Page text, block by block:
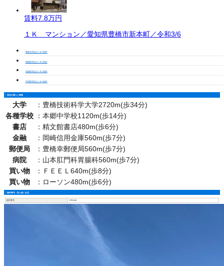
賃料7.8万円
１Ｋ マンション／愛知県豊橋市新本町／令和3/6
豊橋市周辺の１Ｒの物件
豊橋駅周辺の１Ｒの物件
高師駅周辺の１Ｒの物件
芦原駅周辺の１Ｒの物件
周辺の暮らし情報
大学 ： 豊橋技術科学大学2720m(歩34分)
各種学校
： 本郷中学校1120m(歩14分)
書店
： 精文館書店480m(歩6分)
金融
： 岡崎信用金庫560m(歩7分)
郵便局
： 豊橋幸郵便局560m(歩7分)
病院
： 山本肛門科胃腸科560m(歩7分)
買い物
：
ＦＥＥＬ640m(歩8分)
買い物
： ローソン480m(歩6分)
物件番号・取り扱い支店
物件番号 6701146